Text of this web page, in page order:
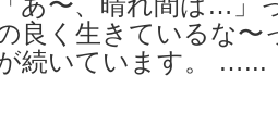
良く生きているな〜
続いています。 …...